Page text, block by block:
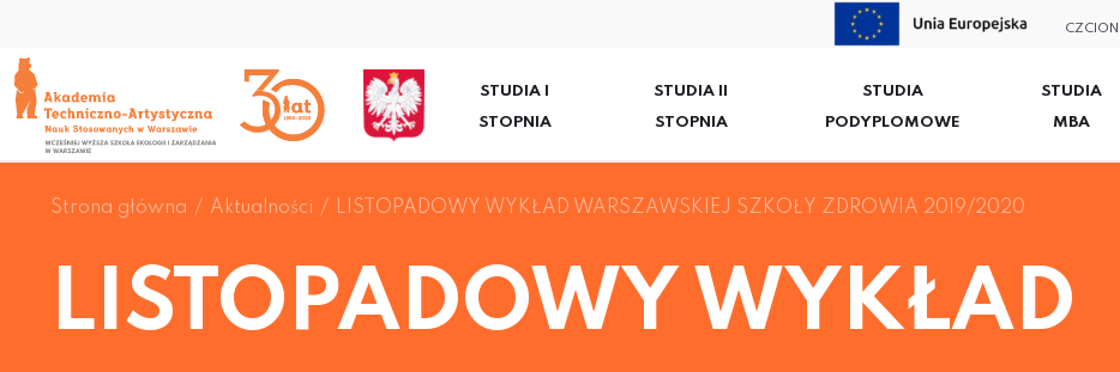
STUDIA I
STOPNIA
STUDIA II
STOPNIA
STUDIA
PODYPLOMOWE
STUDIA
MBA
Strona główna Aktualności LISTOPADOWY WYKŁAD WARSZAWSKIEJ SZKOŁY ZDROWIA 2019/2020
LISTOPADOWY WYKŁAD